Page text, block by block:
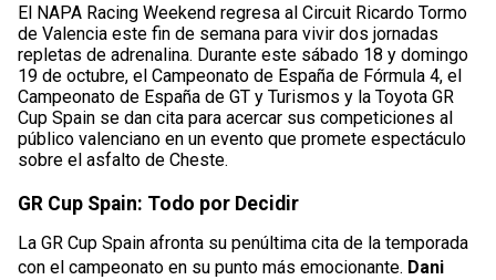
El NAPA Racing Weekend regresa al Circuit Ricardo Tormo
de Valencia este fin de semana para vivir dos jornadas
repletas de adrenalina. Durante este sábado 18 y domingo
19 de octubre, el Campeonato de España de Fórmula 4, el
Campeonato de España de GT y Turismos y la Toyota GR
Cup Spain se dan cita para acercar sus competiciones al
público valenciano en un evento que promete espectáculo
sobre el asfalto de Cheste.
GR Cup Spain: Todo por Decidir
La GR Cup Spain afronta su penúltima cita de la temporada
con el campeonato en su punto más emocionante. Dani